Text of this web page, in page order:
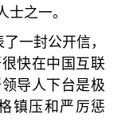
之一。
一封公开信，
快在中国互联
导人下台是极
镇压和严厉惩